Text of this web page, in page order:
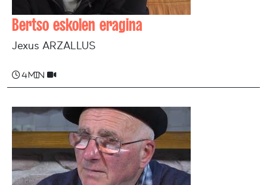
Bertso eskolen eragina
Jexus ARZALLUS
4 min